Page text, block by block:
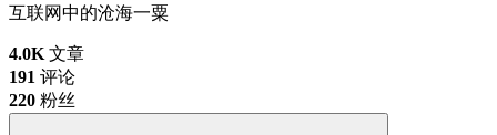
互联网中的沧海一粟
4.0K 文章
191 评论
220 粉丝